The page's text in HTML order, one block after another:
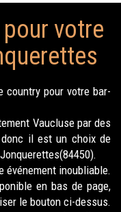
votre
country pour votre bar-
Vaucluse par des
il est un choix de
événement inoubliable.
en bas de page,
le bouton ci-dessus.